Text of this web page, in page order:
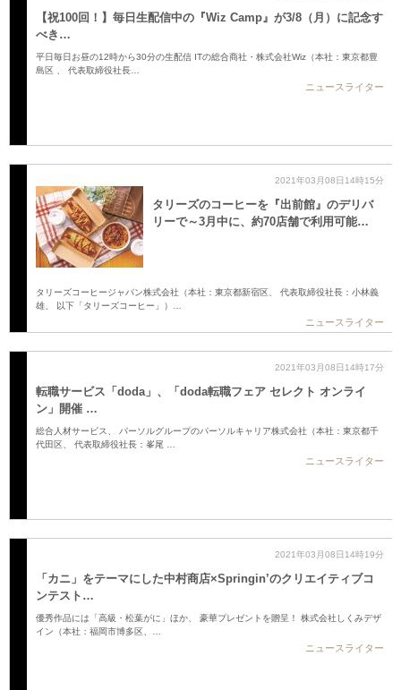
【祝100回！】毎日生配信中の『Wiz Camp』が3/8（月）に記念す
べき…
平日毎日お昼の12時から30分の生配信 ITの総合商社・株式会社Wiz（本社：東京都豊
島区 、 代表取締役社長…
ニュースライター
2021年03月08日14時15分
タリーズのコーヒーを『出前館』のデリバ
リーで～3月中に、約70店舗で利用可能…
タリーズコーヒージャパン株式会社（本社：東京都新宿区、 代表取締役社長：小林義
雄、 以下「タリーズコーヒー」）…
ニュースライター
2021年03月08日14時17分
転職サービス「doda」、「doda転職フェア セレクト オンライ
ン」開催 …
総合人材サービス、 パーソルグループのパーソルキャリア株式会社（本社：東京都千
代田区、 代表取締役社長：峯尾 …
ニュースライター
2021年03月08日14時19分
「カニ」をテーマにした中村商店×Springin’のクリエイティブコ
ンテスト…
優秀作品には「高級・松葉がに」ほか、 豪華プレゼントを贈呈！ 株式会社しくみデザ
イン（本社：福岡市博多区、…
ニュースライター